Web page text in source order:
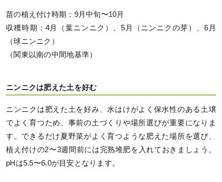
苗の植え付け時期：9月中旬〜10月
収穫時期：4月（葉ニンニク）、5月（ニンニクの芽）、6月
（球ニンニク）
（関東以南の中間地基準）
ニンニクは肥えた土を好む
ニンニクは肥えた土を好み、水はけがよく保水性のある土壌
でよく育つため、事前の土づくりや場所選びが重要になりま
す。できるだけ夏野菜がよく育つような肥えた場所を選び、
植え付けの2〜3週間前には完熟堆肥を入れておきましょう。
pHは5.5〜6.0が目安となります。